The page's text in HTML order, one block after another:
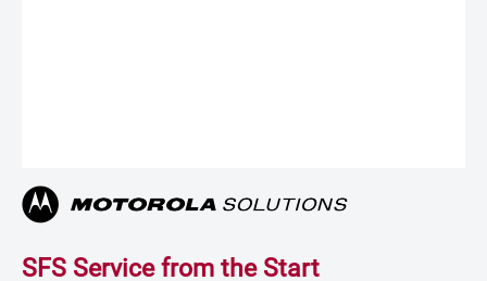
SFS Service from the Start